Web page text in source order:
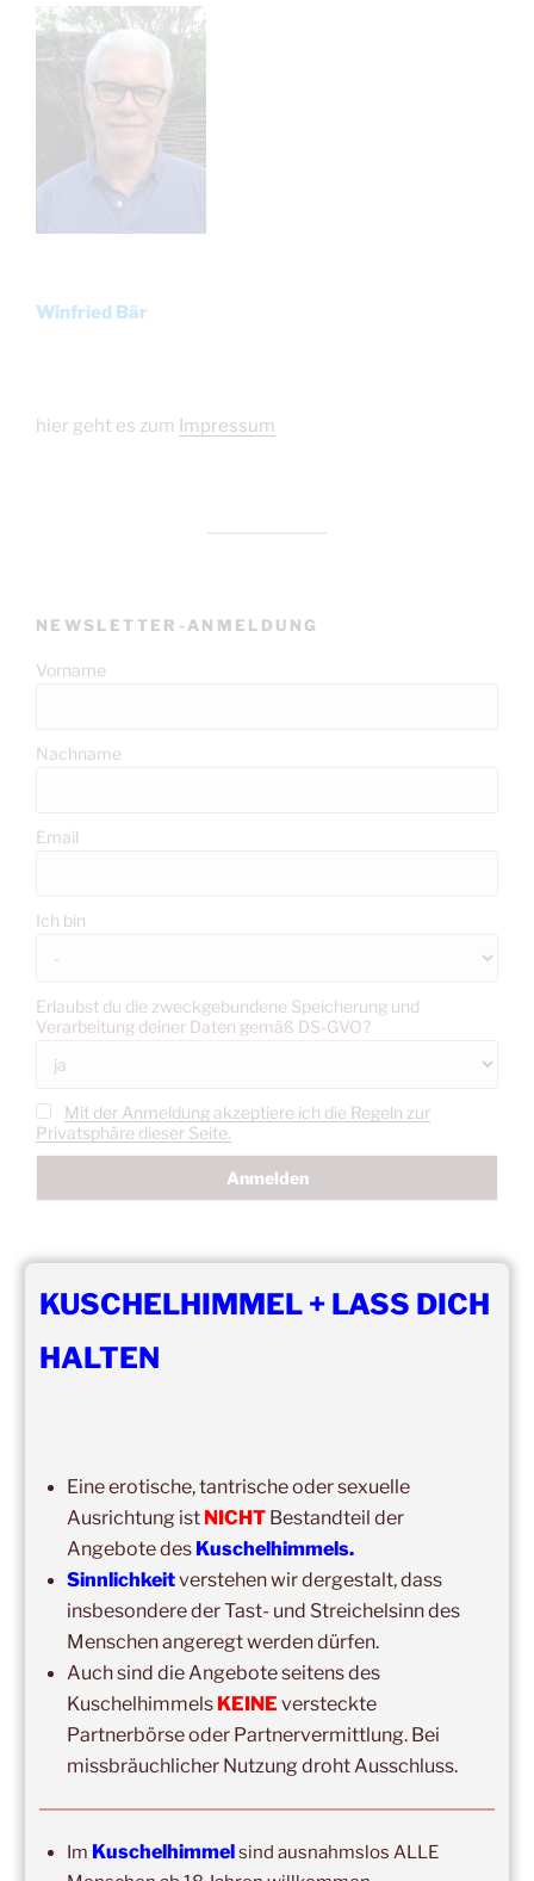
Winfried Bär
hier geht es zum Impressum
NEWSLETTER-ANMELDUNG
Vorname
Nachname
Email
Ich bin
Erlaubst du die zweckgebundene Speicherung und
Verarbeitung deiner Daten gemäß DS-GVO?
Mit der Anmeldung akzeptiere ich die Regeln zur
Privatsphäre dieser Seite.
14:00–19:00,29. August 2026–Boppard
Kuschelhimmel 5h Kuscheln
15:00–20:00,12. September 2026–
Erbach/Rheingau Kuschelhimmel 5h Kuscheln
Ganztags,13. September 2026–
Jahresgruppe
Ausbildung Berührungs- und Kuscheltrainer*in
14:00–19:00,19. September 2026–Marburg
Kuschelhimmel 5h mit Klangschalenbegleitung
Wochenend-Event,26. September 2026–27.
September 2026–Wochenende für 2:1 Ausbildung
KUSCHELHIMMEL + LASS DICH
HALTEN
Eine erotische, tantrische oder sexuelle
Ausrichtung ist NICHTBestandteil der
Angebote des Kuschelhimmels.
Sinnlichkeitverstehen wir dergestalt, dass
insbesondere der Tast- und Streichelsinn des
Menschen angeregt werden dürfen.
Auch sind die Angebote seitens des
Kuschelhimmels KEINE versteckte
Partnerbörse oder Partnervermittlung. Bei
missbräuchlicher Nutzung droht Ausschluss.
Im Kuschelhimmelsind ausnahmslos ALLE